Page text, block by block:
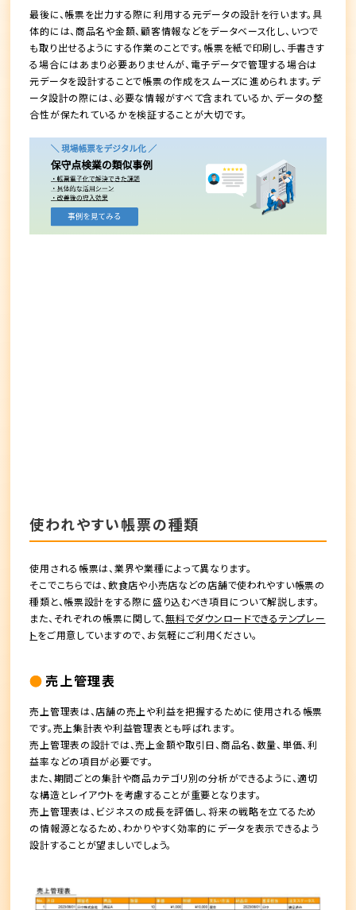
最後に、帳票を出力する際に利用する元データの設計を行います。具
体的には、商品名や金額、顧客情報などをデータベース化し、いつで
も取り出せるようにする作業のことです。帳票を紙で印刷し、手書きす
る場合にはあまり必要ありませんが、電子データで管理する場合は
元データを設計することで帳票の作成をスムーズに進められます。デ
ータ設計の際には、必要な情報がすべて含まれているか、データの整
合性が保たれているかを検証することが大切です。
使われやすい帳票の種類
使用される帳票は、業界や業種によって異なります。
そこでこちらでは、飲食店や小売店などの店舗で使われやすい帳票の
種類と、帳票設計をする際に盛り込むべき項目について解説します。
また、それぞれの帳票に関して、無料でダウンロードできるテンプレー
トをご用意していますので、お気軽にご利用ください。
売上管理表
売上管理表は、店舗の売上や利益を把握するために使用される帳票
です。売上集計表や利益管理表とも呼ばれます。
売上管理表の設計では、売上金額や取引日、商品名、数量、単価、利
益率などの項目が必要です。
また、期間ごとの集計や商品カテゴリ別の分析ができるように、適切
な構造とレイアウトを考慮することが重要となります。
売上管理表は、ビジネスの成長を評価し、将来の戦略を立てるため
の情報源となるため、わかりやすく効率的にデータを表示できるよう
設計することが望ましいでしょう。